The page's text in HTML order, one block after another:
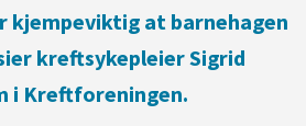
kjempeviktig at barnehagen
kreftsykepleier Sigrid
i Kreftforeningen.